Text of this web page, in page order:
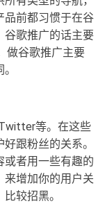
品前都习惯于在谷
谷歌推广的话主要
做谷歌推广主要
等。在这些
跟粉丝的关系。
或者用一些有趣的
来增加你的用户关
较招黑。